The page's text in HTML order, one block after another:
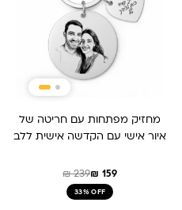
מחזיק מפתחות עם חריטה של
איור אישי עם הקדשה אישית ללב
₪239₪ 159
33% OFF